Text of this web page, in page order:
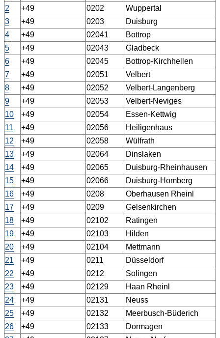
2
+49 0202
Wuppertal
3
+49 0203
Duisburg
4
+49 02041
Bottrop
5
+49 02043
Gladbeck
6
+49 02045
Bottrop-Kirchhellen
7
+49 02051
Velbert
8
+49 02052
Velbert-Langenberg
9
+49 02053
Velbert-Neviges
10
+49 02054
Essen-Kettwig
11
+49 02056
Heiligenhaus
12
+49 02058
Wülfrath
13
+49 02064
Dinslaken
14
+49 02065
Duisburg-Rheinhausen
15
+49 02066
Duisburg-Homberg
16
+49 0208
Oberhausen Rheinl
17
+49 0209
Gelsenkirchen
18
+49 02102
Ratingen
19
+49 02103
Hilden
20
+49 02104
Mettmann
21
+49 0211
Düsseldorf
22
+49 0212
Solingen
23
+49 02129
Haan Rheinl
24
+49 02131
Neuss
25
+49 02132
Meerbusch-Büderich
26
+49 02133
Dormagen